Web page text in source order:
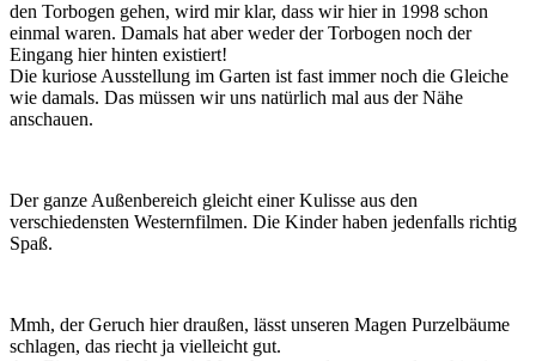
den Torbogen gehen, wird mir klar, dass wir hier in 1998 schon
einmal waren. Damals hat aber weder der Torbogen noch der
Eingang hier hinten existiert!
Die kuriose Ausstellung im Garten ist fast immer noch die Gleiche
wie damals. Das müssen wir uns natürlich mal aus der Nähe
anschauen.
Der ganze Außenbereich gleicht einer Kulisse aus den
verschiedensten Westernfilmen. Die Kinder haben jedenfalls richtig
Spaß.
Mmh, der Geruch hier draußen, lässt unseren Magen Purzelbäume
schlagen, das riecht ja vielleicht gut.